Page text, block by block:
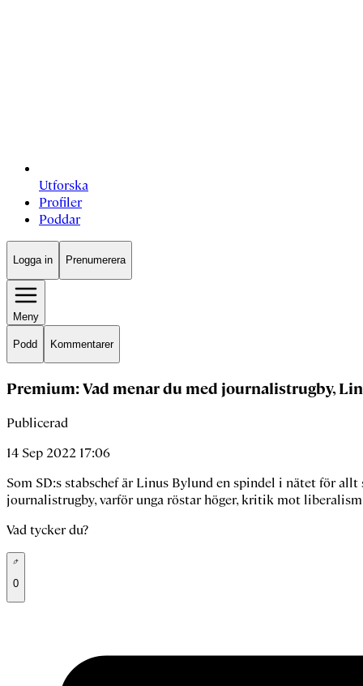
Utforska
Profiler
Poddar
Logga in Prenumerera
Meny
Podd Kommentarer
Premium: Vad menar du med journalistrugby,
Publicerad
14 Sep 2022 17:06
Som SD:s stabschef är Linus Bylund en spindel i nätet för
journalistrugby, varför unga röstar höger, kritik mot
Vad tycker du?
0